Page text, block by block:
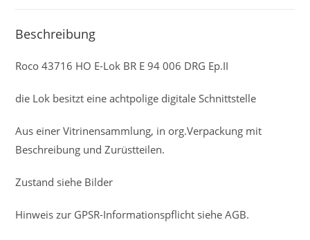
Beschreibung
Roco 43716 HO E-Lok BR E 94 006 DRG Ep.II
die Lok besitzt eine achtpolige digitale Schnittstelle
Aus einer Vitrinensammlung, in org.Verpackung mit
Beschreibung und Zurüstteilen.
Zustand siehe Bilder
Hinweis zur GPSR-Informationspflicht siehe AGB.